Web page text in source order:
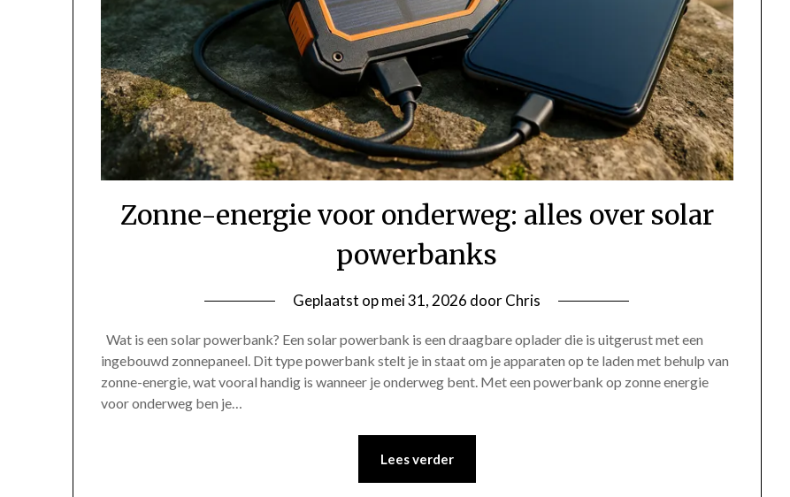
Zonne-energie voor onderweg: alles over solar
powerbanks
Geplaatst opmei 31, 2026 doorChris
Wat is een solar powerbank? Een solar powerbank is een draagbare oplader die is uitgerust met een
ingebouwd zonnepaneel. Dit type powerbank stelt je in staat om je apparaten op te laden met behulp van
zonne-energie, wat vooral handig is wanneer je onderweg bent. Met een powerbank op zonne energie
voor onderweg ben je…
Lees verder